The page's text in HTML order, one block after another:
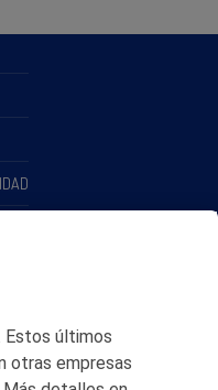
Estos últimos
otras empresas